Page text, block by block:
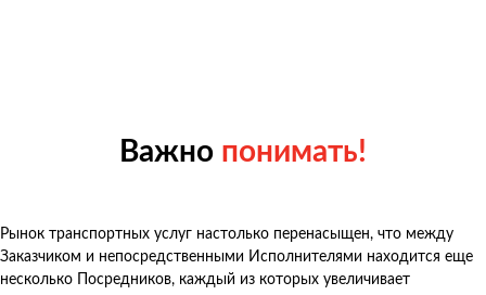
Важно понимать!
Рынок транспортных услуг настолько перенасыщен, что между
Заказчиком и непосредственными Исполнителями находится еще
несколько Посредников, каждый из которых увеличивает